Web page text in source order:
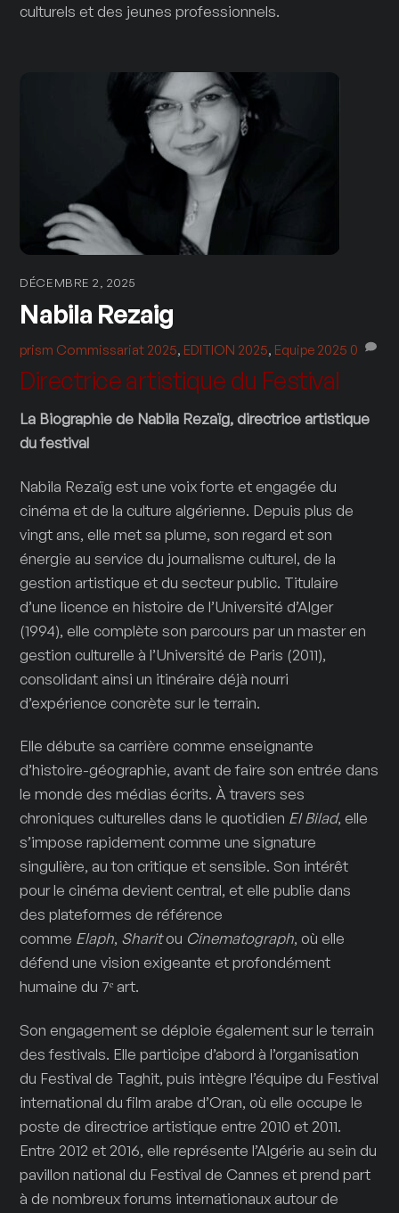
culturels et des jeunes professionnels.
DÉCEMBRE 2, 2025
Nabila Rezaig
prism Commissariat 2025, EDITION 2025, Equipe 2025 0
Directrice artistique du Festival
La Biographie de Nabila Rezaïg, directrice artistique
du festival
Nabila Rezaïg est une voix forte et engagée du
cinéma et de la culture algérienne. Depuis plus de
vingt ans, elle met sa plume, son regard et son
énergie au service du journalisme culturel, de la
gestion artistique et du secteur public. Titulaire
d’une licence en histoire de l’Université d’Alger
(1994), elle complète son parcours par un master en
gestion culturelle à l’Université de Paris (2011),
consolidant ainsi un itinéraire déjà nourri
d’expérience concrète sur le terrain.
Elle débute sa carrière comme enseignante
d’histoire-géographie, avant de faire son entrée dans
le monde des médias écrits. À travers ses
chroniques culturelles dans le quotidien El Bilad, elle
s’impose rapidement comme une signature
singulière, au ton critique et sensible. Son intérêt
pour le cinéma devient central, et elle publie dans
des plateformes de référence
comme Elaph, Sharitou Cinematograph, où elle
défend une vision exigeante et profondément
humaine du 7ᵉ art.
Son engagement se déploie également sur le terrain
des festivals. Elle participe d’abord à l’organisation
du Festival de Taghit, puis intègre l’équipe du Festival
international du film arabe d’Oran, où elle occupe le
poste de directrice artistique entre 2010 et 2011.
Entre 2012 et 2016, elle représente l’Algérie au sein du
pavillon national du Festival de Cannes et prend part
à de nombreux forums internationaux autour de